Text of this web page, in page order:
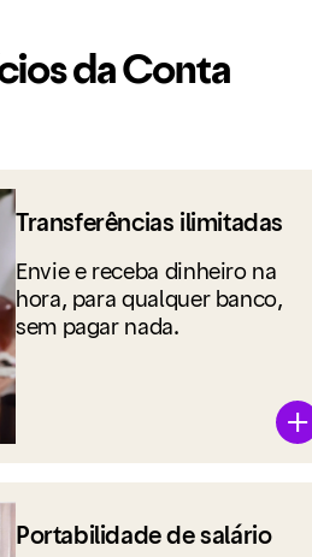
da Conta
Transferências ilimitadas
Envie e receba dinheiro na
hora, para qualquer banco,
sem pagar nada.
Portabilidade de salário